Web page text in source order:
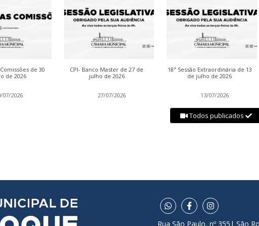
de 30
de 2026
07/2026
CPI- Banco Master de 27 de
julho de 2026
27/07/2026
18ª Sessão Extraordinária de 13
de julho de 2026
13/07/2026
Todos publicados
Rua São Paulo, nº 355| São